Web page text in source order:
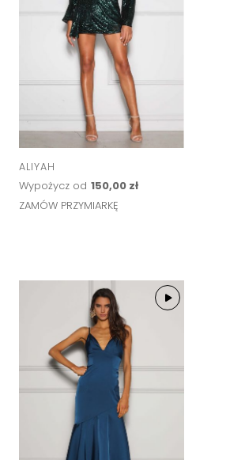
ALIYAH
Wypożycz od 150,00 zł
ZAMÓW PRZYMIARKĘ